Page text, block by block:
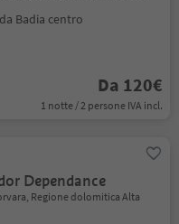
da Badia centro
Da 120€
1 notte / 2 persone IVA incl.
Dependance
Regione dolomitica Alta